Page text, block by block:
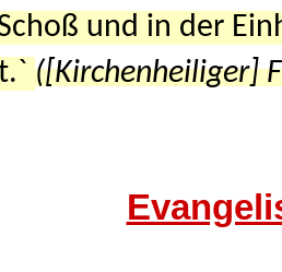
und in der
([Kirchenheiliger]